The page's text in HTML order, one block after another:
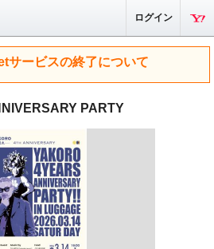
ログイン
サービスの終了について
PARTY